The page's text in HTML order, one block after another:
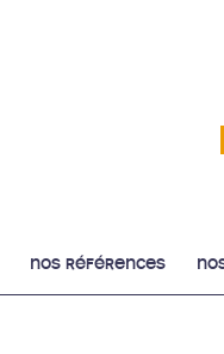
nos références